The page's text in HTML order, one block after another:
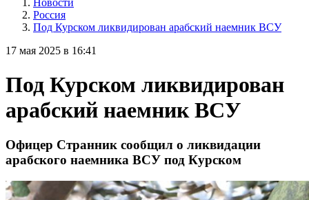
Новости
Россия
Под Курском ликвидирован арабский наемник ВСУ
17 мая 2025 в 16:41
Под Курском ликвидирован
арабский наемник ВСУ
Офицер Странник сообщил о ликвидации
арабского наемника ВСУ под Курском